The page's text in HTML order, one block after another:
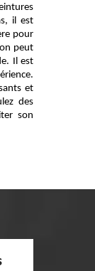
il est
pour
peut
Il est
et
des
son